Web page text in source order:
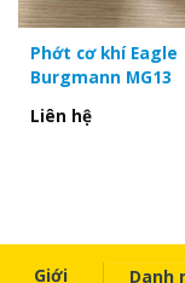
Cảm biến máy
Cảm biến máy
Cảm biến máy
Phớt cơ khí Eagle
Burgmann MG13
Liên hệ
Giới
Danh